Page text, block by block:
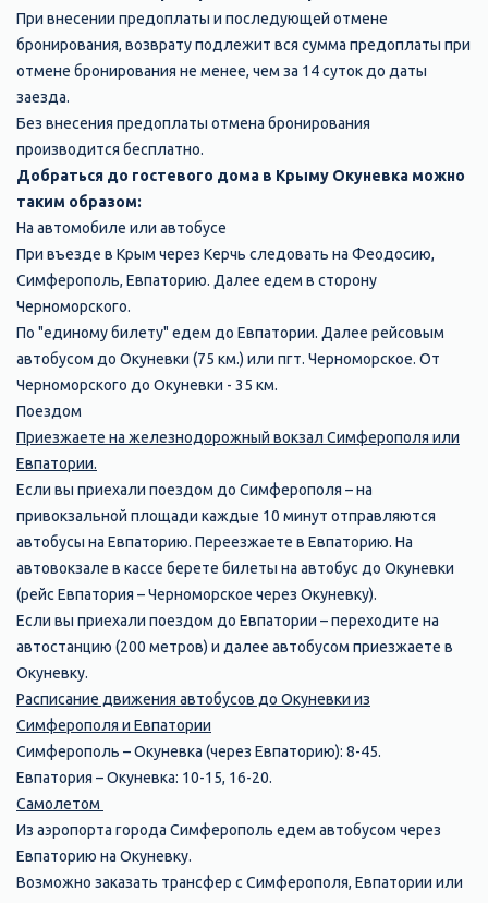
При внесении предоплаты и последующей отмене
бронирования, возврату подлежит вся сумма предоплаты при
отмене бронирования не менее, чем за 14 суток до даты
заезда.
Без внесения предоплаты отмена бронирования
производится бесплатно.
Добраться до гостевого дома в Крыму Окуневка можно
таким образом:
На автомобиле или автобусе
При въезде в Крым через Керчь следовать на Феодосию,
Симферополь, Евпаторию. Далее едем в сторону
Черноморского.
По "единому билету" едем до Евпатории. Далее рейсовым
автобусом до Окуневки (75 км.) или пгт. Черноморское. От
Черноморского до Окуневки - 35 км.
Поездом
Приезжаете на железнодорожный вокзал Симферополя или
Евпатории.
Если вы приехали поездом до Симферополя – на
привокзальной площади каждые 10 минут отправляются
автобусы на Евпаторию. Переезжаете в Евпаторию. На
автовокзале в кассе берете билеты на автобус до Окуневки
(рейс Евпатория – Черноморское через Окуневку).
Если вы приехали поездом до Евпатории – переходите на
автостанцию (200 метров) и далее автобусом приезжаете в
Окуневку.
Расписание движения автобусов до Окуневки из
Симферополя и Евпатории
Симферополь – Окуневка (через Евпаторию): 8-45.
Евпатория – Окуневка: 10-15, 16-20.
Самолетом
Из аэропорта города Симферополь едем автобусом через
Евпаторию на Окуневку.
Возможно заказать трансфер с Симферополя, Евпатории или